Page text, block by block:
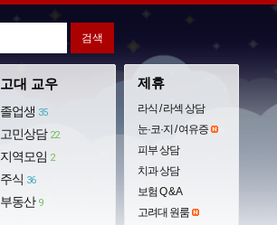
고대 교우
졸업생 35
고민상담 22
지역모임 2
주식 36
부동산 9
제휴
라식 / 라섹 상담
눈·코·지 / 여유증
피부 상담
치과 상담
보험 Q & A
고려대 원룸